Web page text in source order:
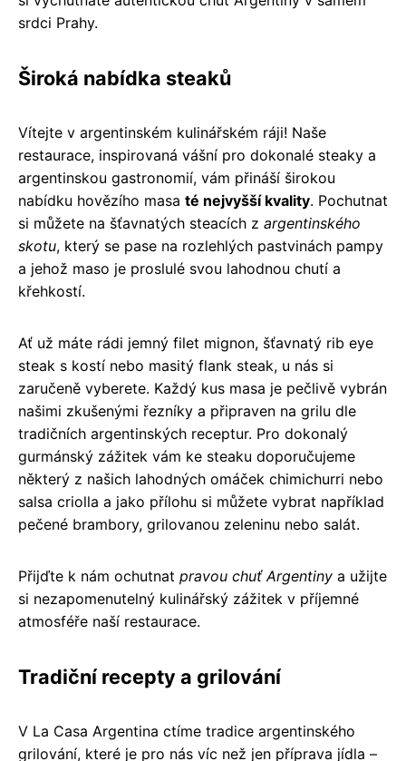
srdci Prahy.
Široká nabídka steaků
Vítejte v argentinském kulinářském ráji! Naše
restaurace, inspirovaná vášní pro dokonalé steaky a
argentinskou gastronomií, vám přináší širokou
nabídku hovězího masa té nejvyšší kvality. Pochutnat
si můžete na šťavnatých steacích z argentinského
skotu, který se pase na rozlehlých pastvinách pampy
a jehož maso je proslulé svou lahodnou chutí a
křehkostí.
Ať už máte rádi jemný filet mignon, šťavnatý rib eye
steak s kostí nebo masitý flank steak, u nás si
zaručeně vyberete. Každý kus masa je pečlivě vybrán
našimi zkušenými řezníky a připraven na grilu dle
tradičních argentinských receptur. Pro dokonalý
gurmánský zážitek vám ke steaku doporučujeme
některý z našich lahodných omáček chimichurri nebo
salsa criolla a jako přílohu si můžete vybrat například
pečené brambory, grilovanou zeleninu nebo salát.
Přijďte k nám ochutnat pravou chuť Argentiny a užijte
si nezapomenutelný kulinářský zážitek v příjemné
atmosféře naší restaurace.
Tradiční recepty a grilování
V La Casa Argentina ctíme tradice argentinského
grilování, které je pro nás víc než jen příprava jídla –